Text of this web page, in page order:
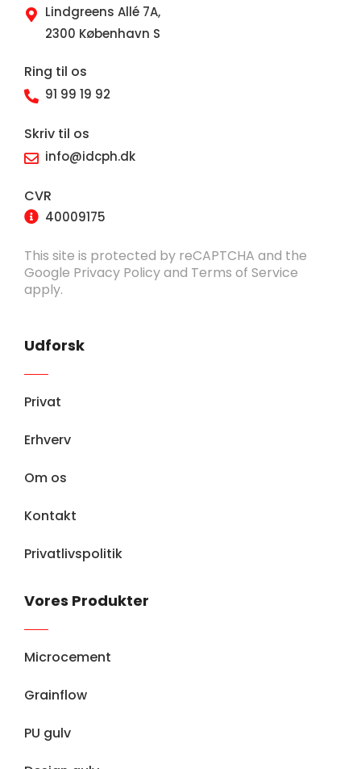
Lindgreens Allé 7A,
2300 København S
Ring til os
91 99 19 92
Skriv til os
info@idcph.dk
CVR
40009175
This site is protected by reCAPTCHA and the
Google Privacy Policyand Terms of Service
apply.
Udforsk
Privat
Erhverv
Om os
Kontakt
Privatlivspolitik
Vores Produkter
Microcement
Grainflow
PU gulv